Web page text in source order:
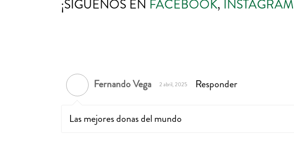
¡SÍGUENOS EN FACEBOOK, INSTAGRAM
Fernando Vega 2 abril, 2025 Responder
Las mejores donas del mundo